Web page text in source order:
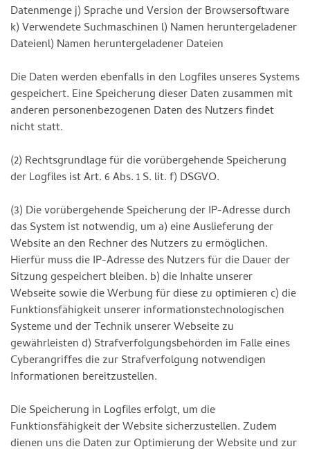
Datenmenge j) Sprache und Version der Browsersoftware
k) Verwendete Suchmaschinen l) Namen heruntergeladener
Dateienl) Namen heruntergeladener Dateien
Die Daten werden ebenfalls in den Logfiles unseres Systems
gespeichert. Eine Speicherung dieser Daten zusammen mit
anderen personenbezogenen Daten des Nutzers findet
nicht statt.
(2) Rechtsgrundlage für die vorübergehende Speicherung
der Logfiles ist Art. 6 Abs. 1 S. lit. f) DSGVO.
(3) Die vorübergehende Speicherung der IP-Adresse durch
das System ist notwendig, um a) eine Auslieferung der
Website an den Rechner des Nutzers zu ermöglichen.
Hierfür muss die IP-Adresse des Nutzers für die Dauer der
Sitzung gespeichert bleiben. b) die Inhalte unserer
Webseite sowie die Werbung für diese zu optimieren c) die
Funktionsfähigkeit unserer informationstechnologischen
Systeme und der Technik unserer Webseite zu
gewährleisten d) Strafverfolgungsbehörden im Falle eines
Cyberangriffes die zur Strafverfolgung notwendigen
Informationen bereitzustellen.
Die Speicherung in Logfiles erfolgt, um die
Funktionsfähigkeit der Website sicherzustellen. Zudem
dienen uns die Daten zur Optimierung der Website und zur